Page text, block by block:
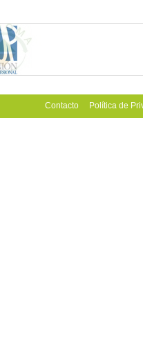
Contacto Política de